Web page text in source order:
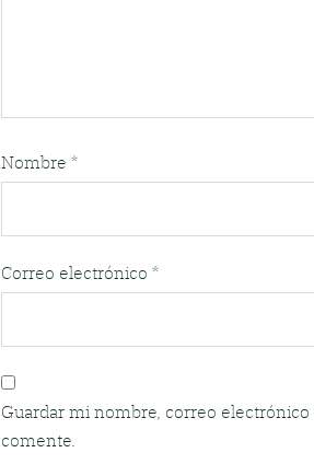
Nombre *
Correo electrónico *
Guardar mi nombre, correo
comente.